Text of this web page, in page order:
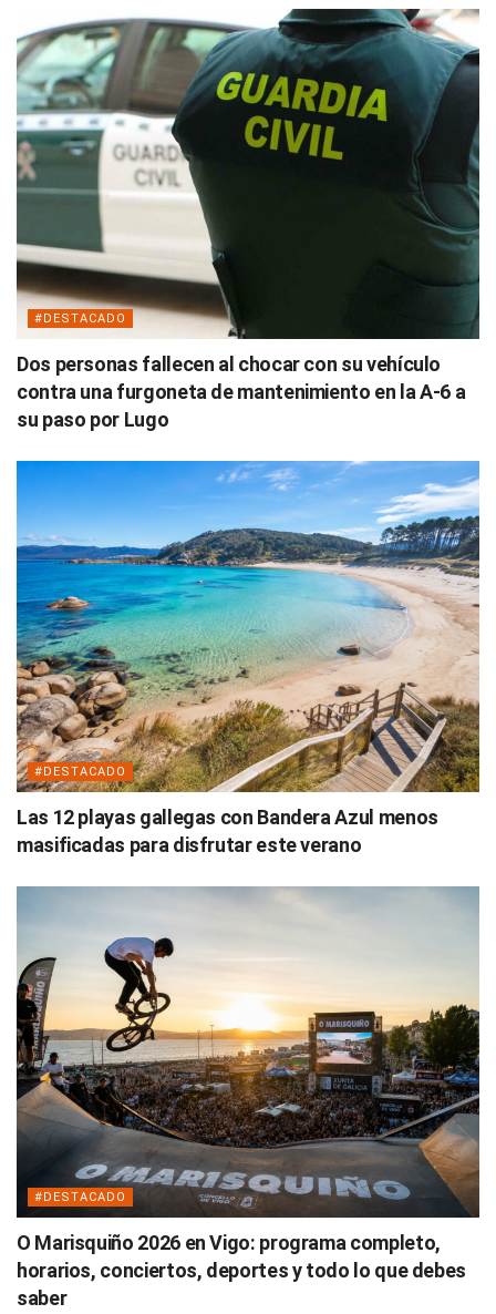
#DESTACADO
Dos personas fallecen al chocar con su vehículo
contra una furgoneta de mantenimiento en la A-6 a
su paso por Lugo
#DESTACADO
Las 12 playas gallegas con Bandera Azul menos
masificadas para disfrutar este verano
#DESTACADO
O Marisquiño 2026 en Vigo: programa completo,
horarios, conciertos, deportes y todo lo que debes
saber